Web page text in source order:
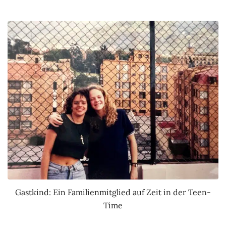
Gastkind: Ein Familienmitglied auf Zeit in der Teen-
Time